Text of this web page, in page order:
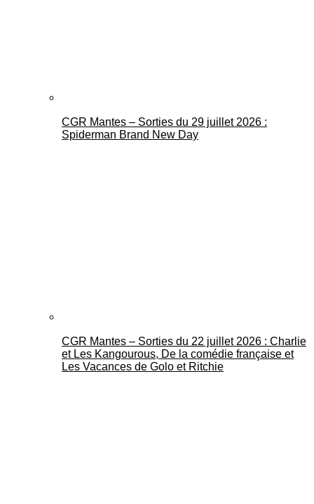
CGR Mantes – Sorties du 29 juillet 2026 :
Spiderman Brand New Day
CGR Mantes – Sorties du 22 juillet 2026 : Charlie
et Les Kangourous, De la comédie française et
Les Vacances de Golo et Ritchie